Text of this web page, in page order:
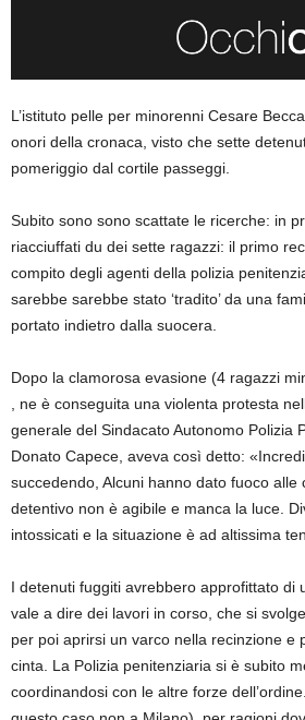
L’istituto pelle per minorenni Cesare
onori della cronaca, visto che sette
pomeriggio dal cortile passeggi.
Subito sono sono scattate le ricerche: in
riacciuffati du dei sette ragazzi: il primo
compito degli agenti della polizia
sarebbe sarebbe stato ‘tradito’ da una
portato indietro dalla suocera.
Dopo la clamorosa evasione (4 ragazzi
, ne è conseguita una violenta protesta
generale del Sindacato Autonomo Polizia
Donato Capece, aveva così detto:
succedendo, Alcuni hanno dato fuoco
detentivo non è agibile e manca la luce.
intossicati e la situazione è ad altissima
I detenuti fuggiti avrebbero approfittato di
vale a dire dei lavori in corso, che si
per poi aprirsi un varco nella recinzione e
cinta. La Polizia penitenziaria si è subito
coordinandosi con le altre forze